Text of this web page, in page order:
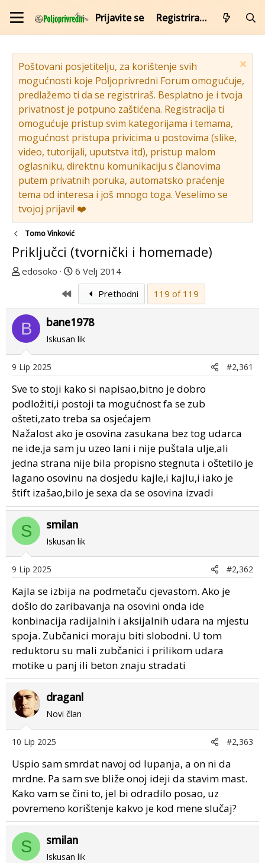
Prijavite se Registrirajte se
Poštovani posjetitelju, za korištenje svih
mogućnosti koje Poljoprivredni Forum omogućuje,
predlažemo ti da se registriraš. Besplatno je i tvoja
privatnost je potpuno zaštićena. Registracija ti
omogućuje pristup svim kategorijama i temama,
mogućnost pristupa privicima u postovima (slike,
video, tutorijali, uputstva itd), pristup malom
oglasniku, direktnu komunikaciju s članovima
putem privatnih poruka, automatsko praćenje
tema od interesa i još mnogo toga. Veselimo se
tvojoj prijavi! ❤️
Tomo Vinković
Priključci (tvornički i homemade)
T
u
p
o
r
e
n
u
o
edosoko
D
a
u
m
p
o
g
p
o
s
t
a
6 Velj 2014
First
Prethodni 119 of 119
B bane1978
Iskusan lik
9 Lip 2025 #2,361
Sve to stoji kako si napisao,bitno je dobro
podložiti,i postoji ta mogućnost fa se zub
ošteti,zato treba sa osjećajem
Nažalost ako je osovina zasukana bez tog udarca
ne ide,ja sam ju uzeo lani i nije puštala ulje,ali
jedna strana nije bila propisno stegnuta i oštetilo je
lagano osovinu na dosjedu kajle,i kajlu,i iako je
štift izašao,bilo je sexa da se osovina izvadi
S smilan
Iskusan lik
9 Lip 2025 #2,362
Kajla se izbija na podmetaču cjevastom. Ako je
došlo do zaribavanja na osovini onda ide
konbinacija radijalnih i aksijalnih udara na mjestu
spoja. Zubčanici moraju biti slobodni. U tom
reduktoru su mali zubčanici i prilikom udara
motike u panj ili beton znaju stradati
draganl
Novi član
10 Lip 2025 #2,363
Uspio sam smrdat navoj od lupanja, a on ni da
mrdne. Pa sam sve bliže onoj ideji da stavim mast.
Kako vam se čini to, jel bi odradilo posao, uz
povremeno korištenje kakvo je kod mene slučaj?
S smilan
Iskusan lik